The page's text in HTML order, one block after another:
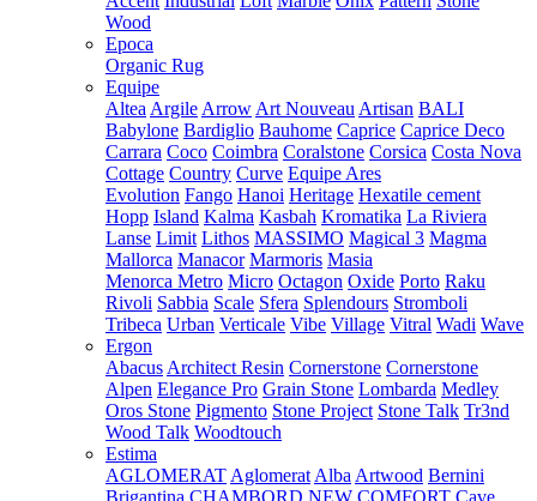
Wood
Epoca
Organic Rug
Equipe
Altea Argile Arrow Art Nouveau Artisan BALI
Babylone Bardiglio Bauhome Caprice Caprice Deco
Carrara Coco Coimbra Coralstone Corsica Costa Nova
Cottage Country Curve Equipe Ares
Evolution Fango Hanoi Heritage Hexatile cement
Hopp Island Kalma Kasbah Kromatika La Riviera
Lanse Limit Lithos MASSIMO Magical 3 Magma
Mallorca Manacor Marmoris Masia
Menorca Metro Micro Octagon Oxide Porto Raku
Rivoli Sabbia Scale Sfera Splendours Stromboli
Tribeca Urban Verticale Vibe Village Vitral Wadi Wave
Ergon
Abacus Architect Resin Cornerstone Cornerstone
Alpen Elegance Pro Grain Stone Lombarda Medley
Oros Stone Pigmento Stone Project Stone Talk Tr3nd
Wood Talk Woodtouch
Estima
AGLOMERAT Aglomerat Alba Artwood Bernini